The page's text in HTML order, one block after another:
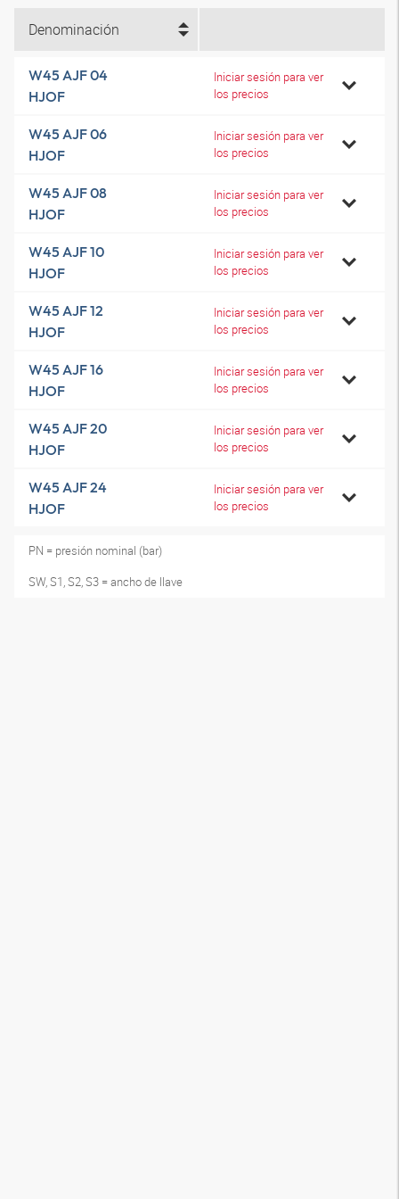
Denominación
W45 AJF 04
HJOF
Iniciar sesión para ver
los precios
W45 AJF 06
HJOF
Iniciar sesión para ver
los precios
W45 AJF 08
HJOF
Iniciar sesión para ver
los precios
W45 AJF 10
HJOF
Iniciar sesión para ver
los precios
W45 AJF 12
HJOF
Iniciar sesión para ver
los precios
W45 AJF 16
HJOF
Iniciar sesión para ver
los precios
W45 AJF 20
HJOF
Iniciar sesión para ver
los precios
W45 AJF 24
HJOF
Iniciar sesión para ver
los precios
PN = presión nominal (bar)
SW, S1, S2, S3 = ancho de llave